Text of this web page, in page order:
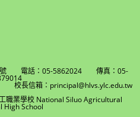
四號 電話：05-5862024 傳真：05-
長信箱：principal@hlvs.ylc.edu.tw
職業學校 National Siluo Agricultural
High School